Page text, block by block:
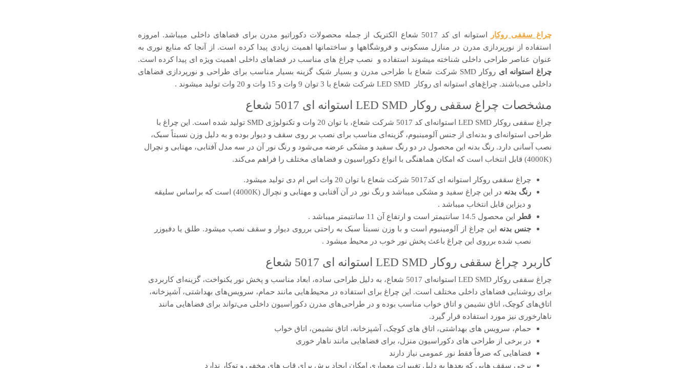
چراغ سقفی روکار
استوانه‌ ای کد 5017 شعاع الکتریک از جمله محصولات دکوراتیو مدرن برای فضاهای داخلی میباشد. امروزه
استفاده از نورپردازی مدرن در منازل مسکونی و فروشگاهها و ساختمانها اهمیت زیادی پیدا کرده است. از آنجا که منابع نوری به
عنوان عناصر طراحی داخلی شناخته میشوند استفاده و نصب چراغ های مناسب در فضاهای داخلی اهمیت ویژه ای پیدا کرده است.
چراغ استوانه ای
روکار SMD شرکت شعاع با طراحی مدرن و بسیار شیک گزینه بسیار مناسب برای طراحی و نورپردازی فضاهای
داخلی می‌باشند. چراغ‌های استوانه ای روکار LED SMD شرکت شعاع با 3 توان 9 وات و 15 وات و 20 وات تولید میشوند .
مشخصات چراغ سقفی روکار LED SMD استوانه ای 5017 شعاع
چراغ سقفی روکار LED SMD استوانه‌ای کد 5017 شرکت شعاع، با توان 20 وات و تکنولوژی SMD تولید شده است. این چراغ با
طراحی استوانه‌ای و بدنه‌ای از جنس آلومینیوم، گزینه‌ای مناسب برای نصب بر روی سقف و دیوار بوده و به دلیل وزن نسبتاً سبک،
نصب آسانی دارد. رنگ بدنه این محصول در دو رنگ سفید و مشکی عرضه می‌شود و رنگ نور آن در سه مدل آفتابی، مهتابی و نچرال
(4000K) قابل انتخاب است که امکان هماهنگی با انواع دکوراسیون و فضاهای مختلف را فراهم می‌کند.
چراغ سقفی روکار استوانه‌ ای کد5017 شرکت شعاع با توان 20 وات اس ام دی تولید میشود.
رنگ بدنه
در این چراغ سفید و مشکی میباشد و رنگ نور در آن آفتابی و مهتابی و نچرال (4000K) است که براساس سلیقه
و دیزاین قابل انتخاب میباشد .
قطر این محصول 14.5 سانتیمتر است و ارتفاع آن 11 سانتیمتر میباشد .
جنس بدنه این چراغ از آلومینیوم است و با وزن نسبتأ سبک به راحتی برروی دیوار و سقف نصب میشود. طلق یا دفیوزر
نصب شده برروی این چراغ باعث پخش نور خوب در محیط میشود .
کاربرد چراغ سقفی روکار LED SMD استوانه ای 5017 شعاع
چراغ سقفی روکار LED SMD استوانه‌ای 5017 شعاع، به دلیل طراحی ساده، ابعاد مناسب و پخش نور یکنواخت، گزینه‌ای کاربردی
برای روشنایی فضاهای داخلی مختلف است. این چراغ برای استفاده در محیط‌هایی مانند حمام، سرویس‌های بهداشتی، آشپزخانه،
اتاق‌های کوچک، اتاق نشیمن و اتاق خواب مناسب بوده و در طراحی‌های مدرن دکوراسیون داخلی می‌تواند برای فضاهایی مانند
ناهارخوری نیز مورد استفاده قرار گیرد.
حمام، سرویس های بهداشتی، اتاق های کوچک، آشپزخانه، اتاق نشیمن، اتاق خواب
در برخی از طراحی های دکوراسیون منزل، برای فضاهایی مانند ناهار خوری
فضاهایی که صرفاً فقط نور عمومی نیاز دارند
برخی سقف هایی که بعدها به دلیل تغییرات معماری امکان ایجاد برش برای قاب های مخفی و توکار ندارد